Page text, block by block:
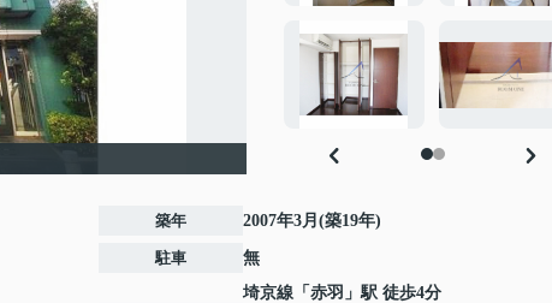
築年 2007年3月(築19年)
駐車 無
埼京線 「 赤羽 」駅 徒歩4分